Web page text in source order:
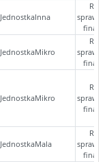
JednostkaInna
JednostkaMikro
JednostkaMikro
JednostkaMala